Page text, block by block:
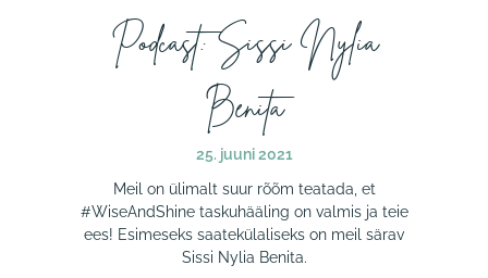
Podcast: Sissi Nylia
Benita
25. juuni 2021
Meil on ülimalt suur rõõm teatada, et
#WiseAndShine taskuhääling on valmis ja teie
ees! Esimeseks saatekülaliseks on meil särav
Sissi Nylia Benita.